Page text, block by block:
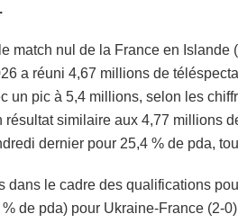
match nul de la France en
a réuni 4,67 millions de
un pic à 5,4 millions, selon les
résultat similaire aux 4,77 millions
dernier pour 25,4 % de pda,
dans le cadre des qualifications
de pda) pour Ukraine-France (2-